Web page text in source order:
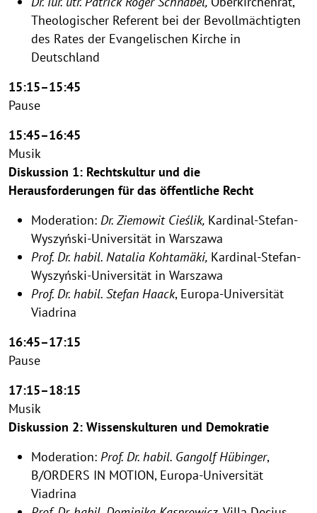
Theologischer Referent bei der Bevollmächtigten
des Rates der Evangelischen Kirche in
Deutschland
15:15–15:45
Pause
15:45–16:45
Musik
Diskussion 1: Rechtskultur und die
Herausforderungen für das öffentliche Recht
Moderation: Dr. Ziemowit Cieślik, Kardinal-Stefan-
Wyszyński-Universität in Warszawa
Prof. Dr. habil. Natalia Kohtamäki, Kardinal-Stefan-
Wyszyński-Universität in Warszawa
Prof. Dr. habil. Stefan Haack, Europa-Universität
Viadrina
16:45–17:15
Pause
17:15–18:15
Musik
Diskussion 2: Wissenskulturen und Demokratie
Moderation: Prof. Dr. habil. Gangolf Hübinger,
B/ORDERS IN MOTION, Europa-Universität
Viadrina